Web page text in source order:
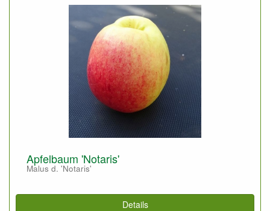
Apfelbaum 'Notaris'
Malus d. 'Notaris'
Details